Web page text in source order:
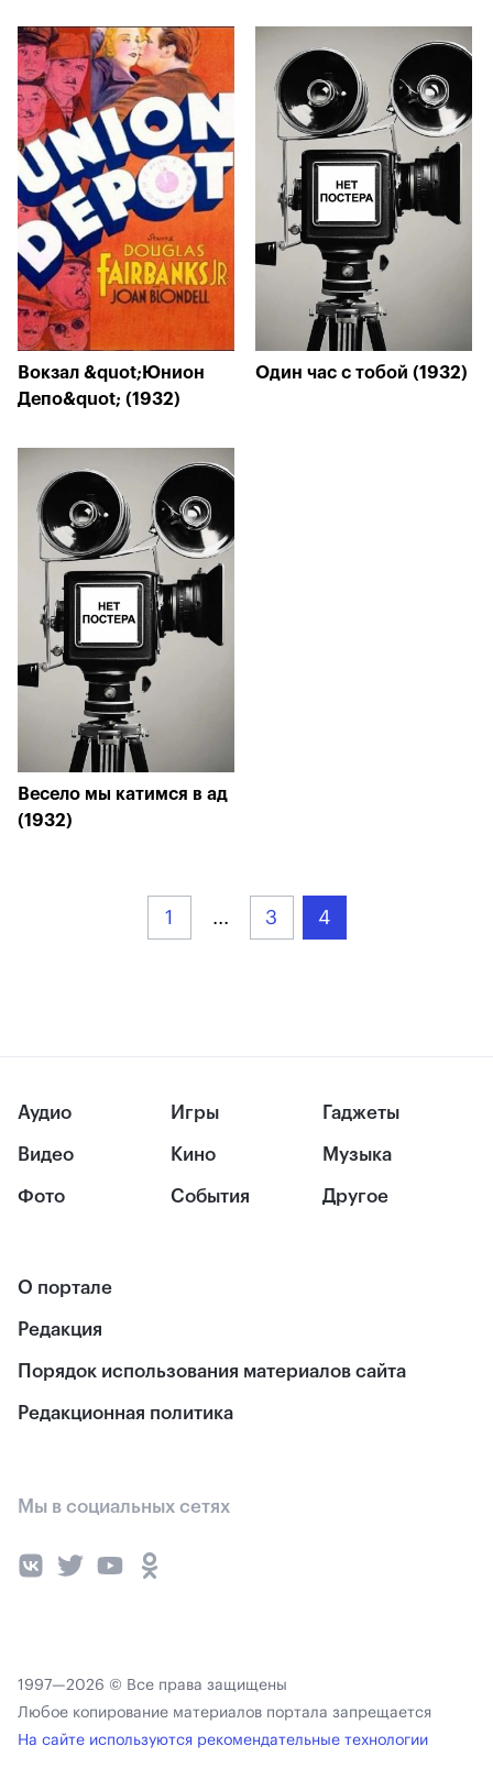
Вокзал &quot;Юнион
Депо&quot; (1932)
Один час с тобой (1932)
Весело мы катимся в ад
(1932)
1 ... 3 4
Аудио
Видео
Фото
Игры
Кино
События
Гаджеты
Музыка
Другое
О портале
Редакция
Порядок использования материалов сайта
Редакционная политика
Мы в социальных сетях
1997—2026 © Все права защищены
Любое копирование материалов портала запрещается
На сайте используются рекомендательные технологии